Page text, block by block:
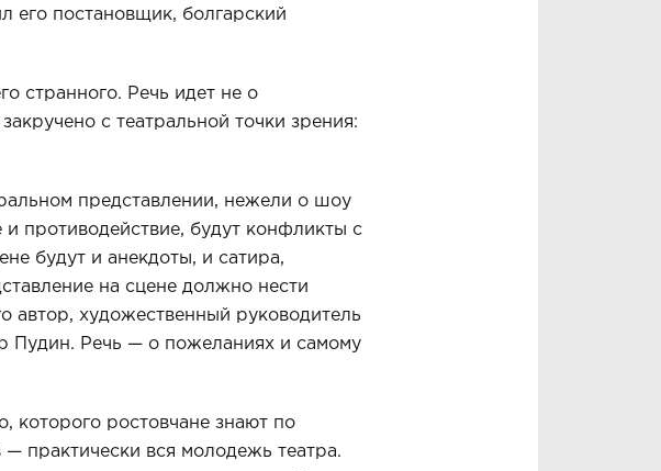
его постановщик, болгарский
странного. Речь идет не о
с театральной точки зрения:
представлении, нежели о шоу
противодействие, будут конфликты с
будут и анекдоты, и сатира,
на сцене должно нести
автор, художественный руководитель
Пудин. Речь — о пожеланиях и самому
которого ростовчане знают по
практически вся молодежь театра.